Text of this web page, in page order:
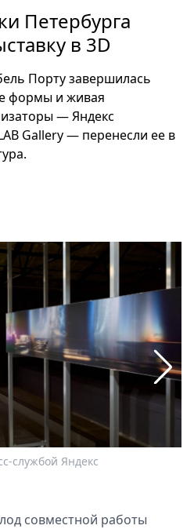
Петербурга
в 3D
Порту завершилась
формы и живая
— Яндекс
Gallery — перенесли ее в
службой Яндекс
совместной работы